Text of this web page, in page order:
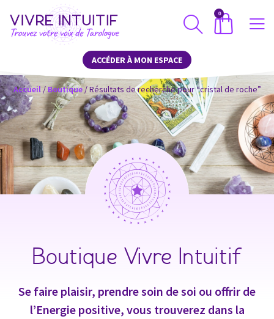
0
ACCÉDER À MON ESPACE
Accueil/Boutique/ Résultats de recherche pour “cristal de roche”
Boutique Vivre Intuitif
Se faire plaisir, prendre soin de soi ou offrir de
l’Energie positive, vous trouverez dans la